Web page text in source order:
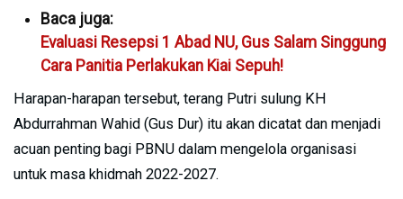
Baca juga:
Evaluasi Resepsi 1 Abad NU, Gus Salam Singgung
Cara Panitia Perlakukan Kiai Sepuh!
Harapan-harapan tersebut, terang Putri sulung KH
Abdurrahman Wahid (Gus Dur) itu akan dicatat dan menjadi
acuan penting bagi PBNU dalam mengelola organisasi
untuk masa khidmah 2022-2027.